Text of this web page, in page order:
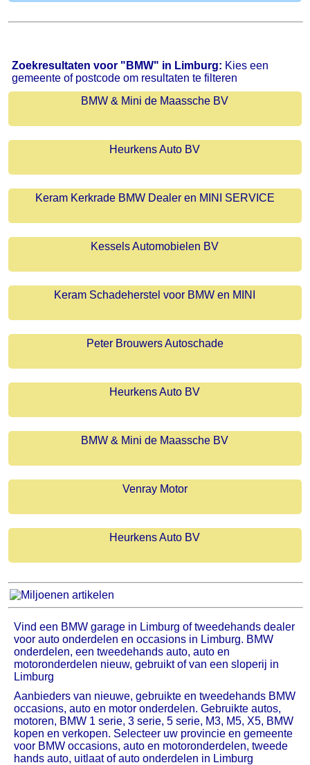
Zoekresultaten voor "BMW" in Limburg: Kies een
gemeente of postcode om resultaten te filteren
BMW & Mini de Maassche BV
Heurkens Auto BV
Keram Kerkrade BMW Dealer en MINI SERVICE
Kessels Automobielen BV
Keram Schadeherstel voor BMW en MINI
Peter Brouwers Autoschade
Heurkens Auto BV
BMW & Mini de Maassche BV
Venray Motor
Heurkens Auto BV
Vind een BMW garage in Limburg of tweedehands dealer
voor auto onderdelen en occasions in Limburg. BMW
onderdelen, een tweedehands auto, auto en
motoronderdelen nieuw, gebruikt of van een sloperij in
Limburg
Aanbieders van nieuwe, gebruikte en tweedehands BMW
occasions, auto en motor onderdelen. Gebruikte autos,
motoren, BMW 1 serie, 3 serie, 5 serie, M3, M5, X5, BMW
kopen en verkopen. Selecteer uw provincie en gemeente
voor BMW occasions, auto en motoronderdelen, tweede
hands auto, uitlaat of auto onderdelen in Limburg